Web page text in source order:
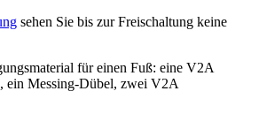
sehen Sie bis zur Freischaltung keine
für einen Fuß: eine V2A
ein Messing-Dübel, zwei V2A